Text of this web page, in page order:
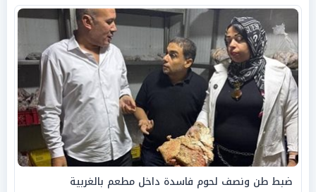
ضبط طن ونصف لحوم فاسدة داخل مطعم بالغربية